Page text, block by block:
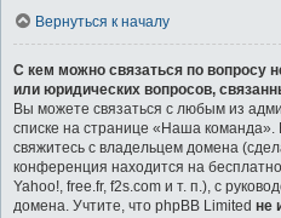
Вернуться к началу
С кем можно связаться по вопросу
или юридических вопросов,
Вы можете связаться с любым из
списке на странице «Наша команда».
свяжитесь с владельцем домена
конференция находится на
Yahoo!, free.fr, f2s.com и т. п.), с
домена. Учтите, что phpBB Limited не